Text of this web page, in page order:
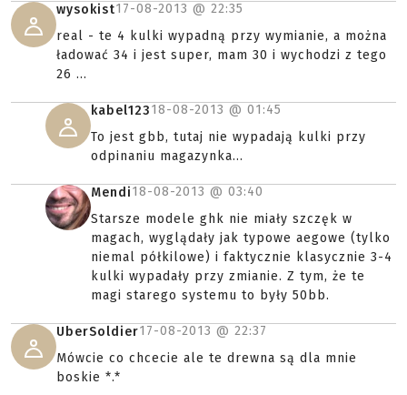
wysokist17-08-2013 @ 22:35
real - te 4 kulki wypadną przy wymianie, a można
ładować 34 i jest super, mam 30 i wychodzi z tego
26 ...
kabel12318-08-2013 @ 01:45
To jest gbb, tutaj nie wypadają kulki przy
odpinaniu magazynka...
Mendi18-08-2013 @ 03:40
Starsze modele ghk nie miały szczęk w
magach, wyglądały jak typowe aegowe (tylko
niemal półkilowe) i faktycznie klasycznie 3-4
kulki wypadały przy zmianie. Z tym, że te
magi starego systemu to były 50bb.
UberSoldier17-08-2013 @ 22:37
Mówcie co chcecie ale te drewna są dla mnie
boskie *.*